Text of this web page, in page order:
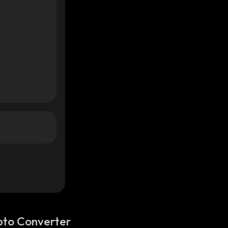
Converter